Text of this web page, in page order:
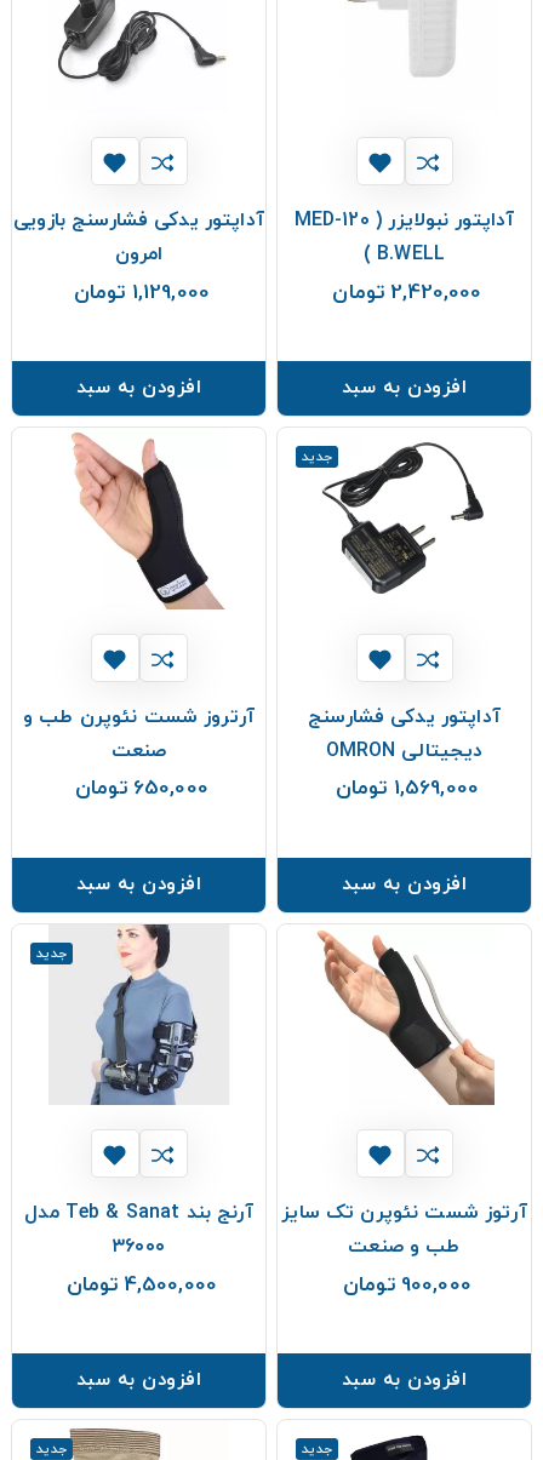
آداپتور نبولایزر MED-120 )
B.WELL )
2,420,000 تومان
افزودن به سبد
آداپتور یدکی فشارسنج بازویی
امرون
1,129,000 تومان
افزودن به سبد
جدید
آداپتور یدکی فشارسنج
دیجیتالی OMRON
1,569,000 تومان
افزودن به سبد
آرتروز شست نئوپرن طب و
صنعت
650,000 تومان
افزودن به سبد
آرتوز شست نئوپرن تک سایز
طب و صنعت
900,000 تومان
افزودن به سبد
جدید
آرنج بند Teb & Sanat مدل
۳۶۰۰۰
4,500,000 تومان
افزودن به سبد
جدید جدید